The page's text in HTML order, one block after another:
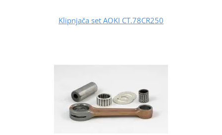
Klipnjača set AOKI CT.78CR250